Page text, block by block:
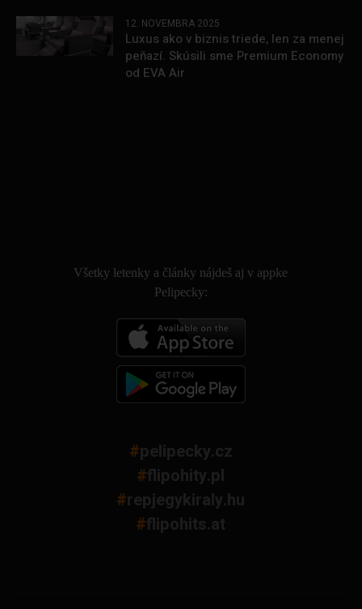
12. NOVEMBRA 2025
Luxus ako v biznis triede, len za menej
peňazí. Skúsili sme Premium Economy
od EVA Air
Všetky letenky a články nájdeš aj v appke
Pelipecky:
#pelipecky.cz
#flipohity.pl
#repjegykiraly.hu
#flipohits.at